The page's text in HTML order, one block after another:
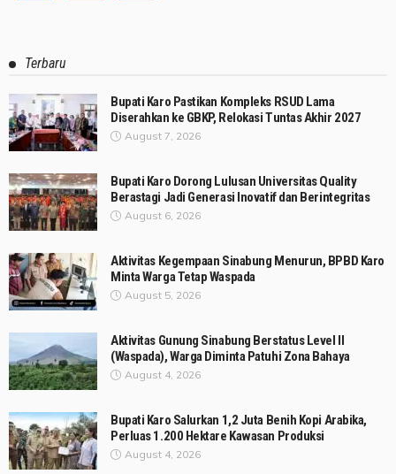
Terbaru
Bupati Karo Pastikan Kompleks RSUD Lama
Diserahkan ke GBKP, Relokasi Tuntas Akhir 2027
August 7, 2026
Bupati Karo Dorong Lulusan Universitas Quality
Berastagi Jadi Generasi Inovatif dan Berintegritas
August 6, 2026
Aktivitas Kegempaan Sinabung Menurun, BPBD Karo
Minta Warga Tetap Waspada
August 5, 2026
Aktivitas Gunung Sinabung Berstatus Level II
(Waspada), Warga Diminta Patuhi Zona Bahaya
August 4, 2026
Bupati Karo Salurkan 1,2 Juta Benih Kopi Arabika,
Perluas 1.200 Hektare Kawasan Produksi
August 4, 2026